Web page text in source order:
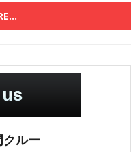
ルー